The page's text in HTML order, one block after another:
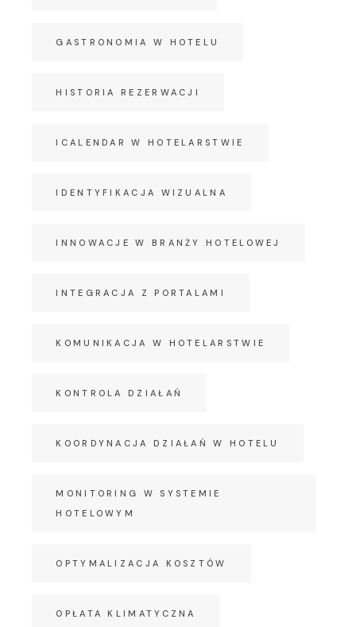
GASTRONOMIA W HOTELU
HISTORIA REZERWACJI
ICALENDAR W HOTELARSTWIE
IDENTYFIKACJA WIZUALNA
INNOWACJE W BRANŻY HOTELOWEJ
INTEGRACJA Z PORTALAMI
KOMUNIKACJA W HOTELARSTWIE
KONTROLA DZIAŁAŃ
KOORDYNACJA DZIAŁAŃ W HOTELU
MONITORING W SYSTEMIE
HOTELOWYM
OPTYMALIZACJA KOSZTÓW
OPŁATA KLIMATYCZNA